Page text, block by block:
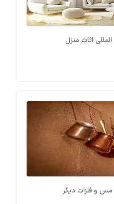
اثاث منزل
مس و فلزات دیگر